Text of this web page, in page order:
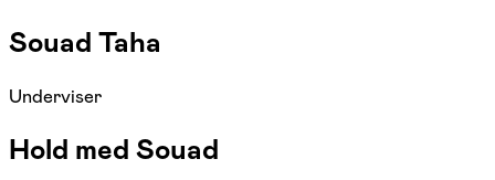
Souad Taha
Underviser
Hold med Souad